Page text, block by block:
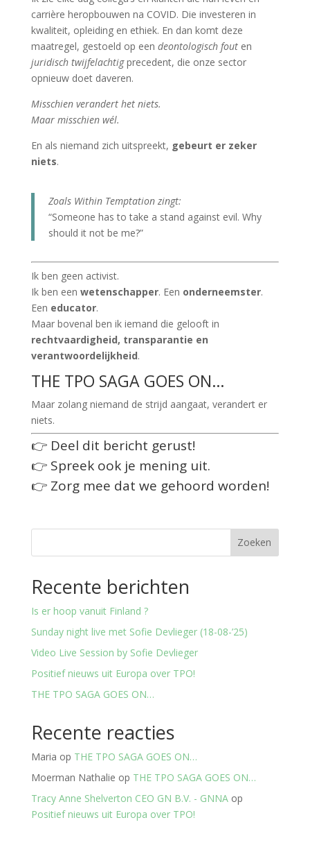
carrière heropbouwen na COVID. Die investeren in
kwaliteit, opleiding en ethiek. En dan komt deze
maatregel, gestoeld op een deontologisch fouten
juridisch twijfelachtigprecedent, die onze sector
opnieuw doet daveren.
Misschien verandert het niets.
Maar misschien wél.
En als niemand zich uitspreekt, gebeurt er zeker
niets.
Zoals Within Temptation zingt:
“Someone has to take a stand against evil. Why
should it not be me?”
Ik ben geen activist.
Ik ben een wetenschapper. Een onderneemster.
Een educator.
Maar bovenal ben ik iemand die gelooft in
rechtvaardigheid, transparantie en
verantwoordelijkheid.
THE TPO SAGA GOES ON…
Maar zolang niemand de strijd aangaat, verandert er
niets.
👉 Deel dit bericht gerust!
👉 Spreek ook je mening uit.
👉 Zorg mee dat we gehoord worden!
Zoeken
Recente berichten
Is er hoop vanuit Finland ?
Sunday night live met Sofie Devlieger (18-08-’25)
Video Live Session by Sofie Devlieger
Positief nieuws uit Europa over TPO!
THE TPO SAGA GOES ON…
Recente reacties
Maria op THE TPO SAGA GOES ON…
Moerman Nathalie op THE TPO SAGA GOES ON…
Tracy Anne Shelverton CEO GN B.V. - GNNAop
Positief nieuws uit Europa over TPO!